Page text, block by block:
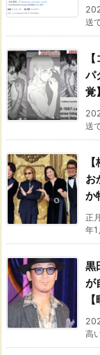
送
パ
覚】
送
お
か
正
年1
黒
が
高